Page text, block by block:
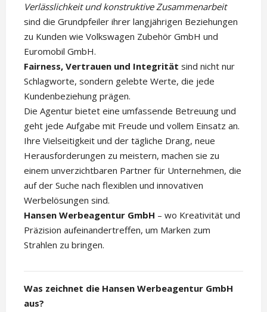
Verlässlichkeit und konstruktive Zusammenarbeit
sind die Grundpfeiler ihrer langjährigen Beziehungen
zu Kunden wie Volkswagen Zubehör GmbH und
Euromobil GmbH.
Fairness, Vertrauen und Integrität sind nicht nur
Schlagworte, sondern gelebte Werte, die jede
Kundenbeziehung prägen.
Die Agentur bietet eine umfassende Betreuung und
geht jede Aufgabe mit Freude und vollem Einsatz an.
Ihre Vielseitigkeit und der tägliche Drang, neue
Herausforderungen zu meistern, machen sie zu
einem unverzichtbaren Partner für Unternehmen, die
auf der Suche nach flexiblen und innovativen
Werbelösungen sind.
Hansen Werbeagentur GmbH – wo Kreativität und
Präzision aufeinandertreffen, um Marken zum
Strahlen zu bringen.
Was zeichnet die Hansen Werbeagentur GmbH
aus?